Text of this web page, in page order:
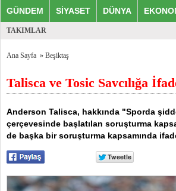
GÜNDEM SİYASET DÜNYA
TAKIMLAR
Ana Sayfa » Beşiktaş
Talisca ve Tosic Savcılığa
Anderson Talisca, hakkında "Sporda
çerçevesinde başlatılan soruşturma
de başka bir soruşturma kapsamında